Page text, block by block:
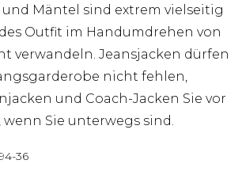
Mäntel sind extrem vielseitig
Outfit im Handumdrehen von
verwandeln. Jeansjacken dürfen
nicht fehlen,
und Coach-Jacken Sie vor
wenn Sie unterwegs sind.
36